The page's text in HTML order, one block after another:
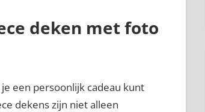
deken met foto
een persoonlijk cadeau kunt
dekens zijn niet alleen